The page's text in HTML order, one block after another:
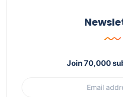
Join 70,000